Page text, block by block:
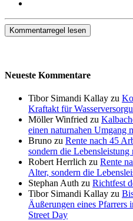
Kommentarregel lesen
Neueste Kommentare
Tibor Simandi Kallay zu
Kraftakt für
Möller Winfried zu
einen naturnahen Umgang
Bruno zu Rente nach 45
sondern die Lebensleistung
Robert Herrlich zu Rente
Alter, sondern die
Stephan Auth zu Richtfest
Tibor Simandi Kallay zu
Äußerungen eines Pfarrers
Street Day